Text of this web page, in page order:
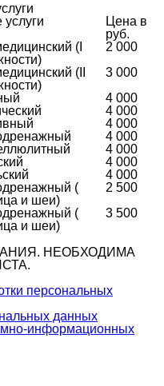
Цена в
руб.
(I
2 000
(II
3 000
4 000
4 000
4 000
4 000
4 000
4 000
4 000
(
и шеи)
2 500
(
и шеи)
3 500
НЕОБХОДИМА
персональных
данных
информационных